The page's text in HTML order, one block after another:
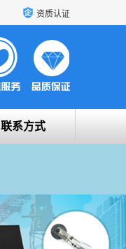
资质认证
联系方式